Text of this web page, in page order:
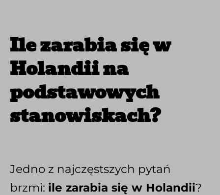
Ile zarabia się w
Holandii na
podstawowych
stanowiskach?
Jedno z najczęstszych pytań
brzmi: ile zarabia się w Holandii?